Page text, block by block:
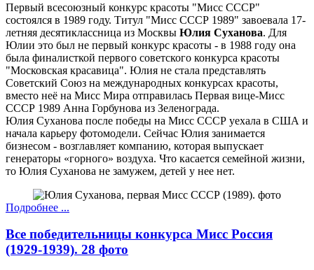
Первый всесоюзный конкурс красоты "Мисс СССР"
состоялся в 1989 году. Титул "Мисс СССР 1989" завоевала 17-
летняя десятиклассница из Москвы Юлия Суханова. Для
Юлии это был не первый конкурс красоты - в 1988 году она
была финалисткой первого советского конкурса красоты
"Московская красавица". Юлия не стала представлять
Советский Союз на международных конкурсах красоты,
вместо неё на Мисс Мира отправилась Первая вице-Мисс
СССР 1989 Анна Горбунова из Зеленограда.
Юлия Суханова после победы на Мисс СССР уехала в США и
начала карьеру фотомодели. Сейчас Юлия занимается
бизнесом - возглавляет компанию, которая выпускает
генераторы «горного» воздуха. Что касается семейной жизни,
то Юлия Суханова не замужем, детей у нее нет.
Подробнее ...
Все победительницы конкурса Мисс Россия
(1929-1939). 28 фото